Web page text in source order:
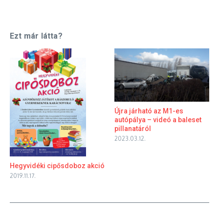
Ezt már látta?
Hegyvidéki cipősdoboz akció
2019.11.17.
Újra járható az M1-es
autópálya – videó a baleset
pillanatáról
2023.03.12.